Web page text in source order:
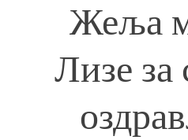
Жеља
Лизе за